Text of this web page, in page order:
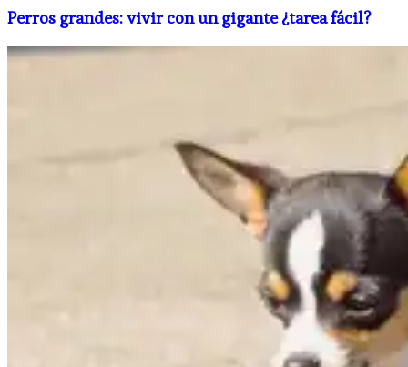
Perros grandes: vivir con un gigante ¿tarea fácil?